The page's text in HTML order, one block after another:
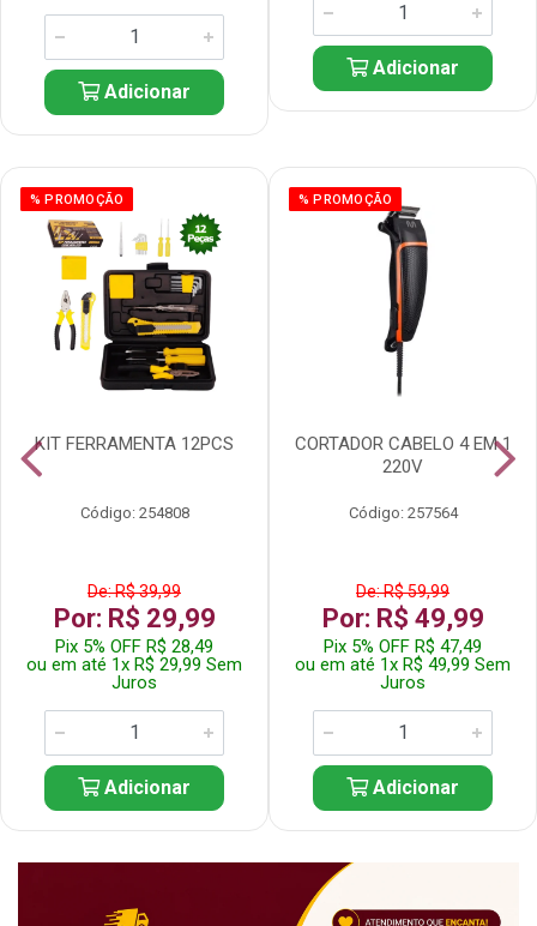
Adicionar
Adicionar
% PROMOÇÃO
KIT FERRAMENTA 12PCS
Código: 254808
De: R$ 39,99
Por: R$ 29,99
Pix 5% OFF R$ 28,49
ou em até 1x R$ 29,99 Sem
Juros
Adicionar
% PROMOÇÃO
CORTADOR CABELO 4 EM 1
220V
Código: 257564
De: R$ 59,99
Por: R$ 49,99
Pix 5% OFF R$ 47,49
ou em até 1x R$ 49,99 Sem
Juros
Adicionar